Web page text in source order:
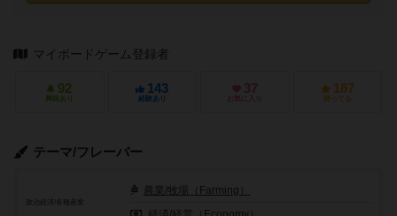
マイボードゲーム登録者
92
興味あり
143
経験あり
37
お気に入り
187
持ってる
テーマ/フレーバー
政治経済/各種産業
農業/牧場（Farming）